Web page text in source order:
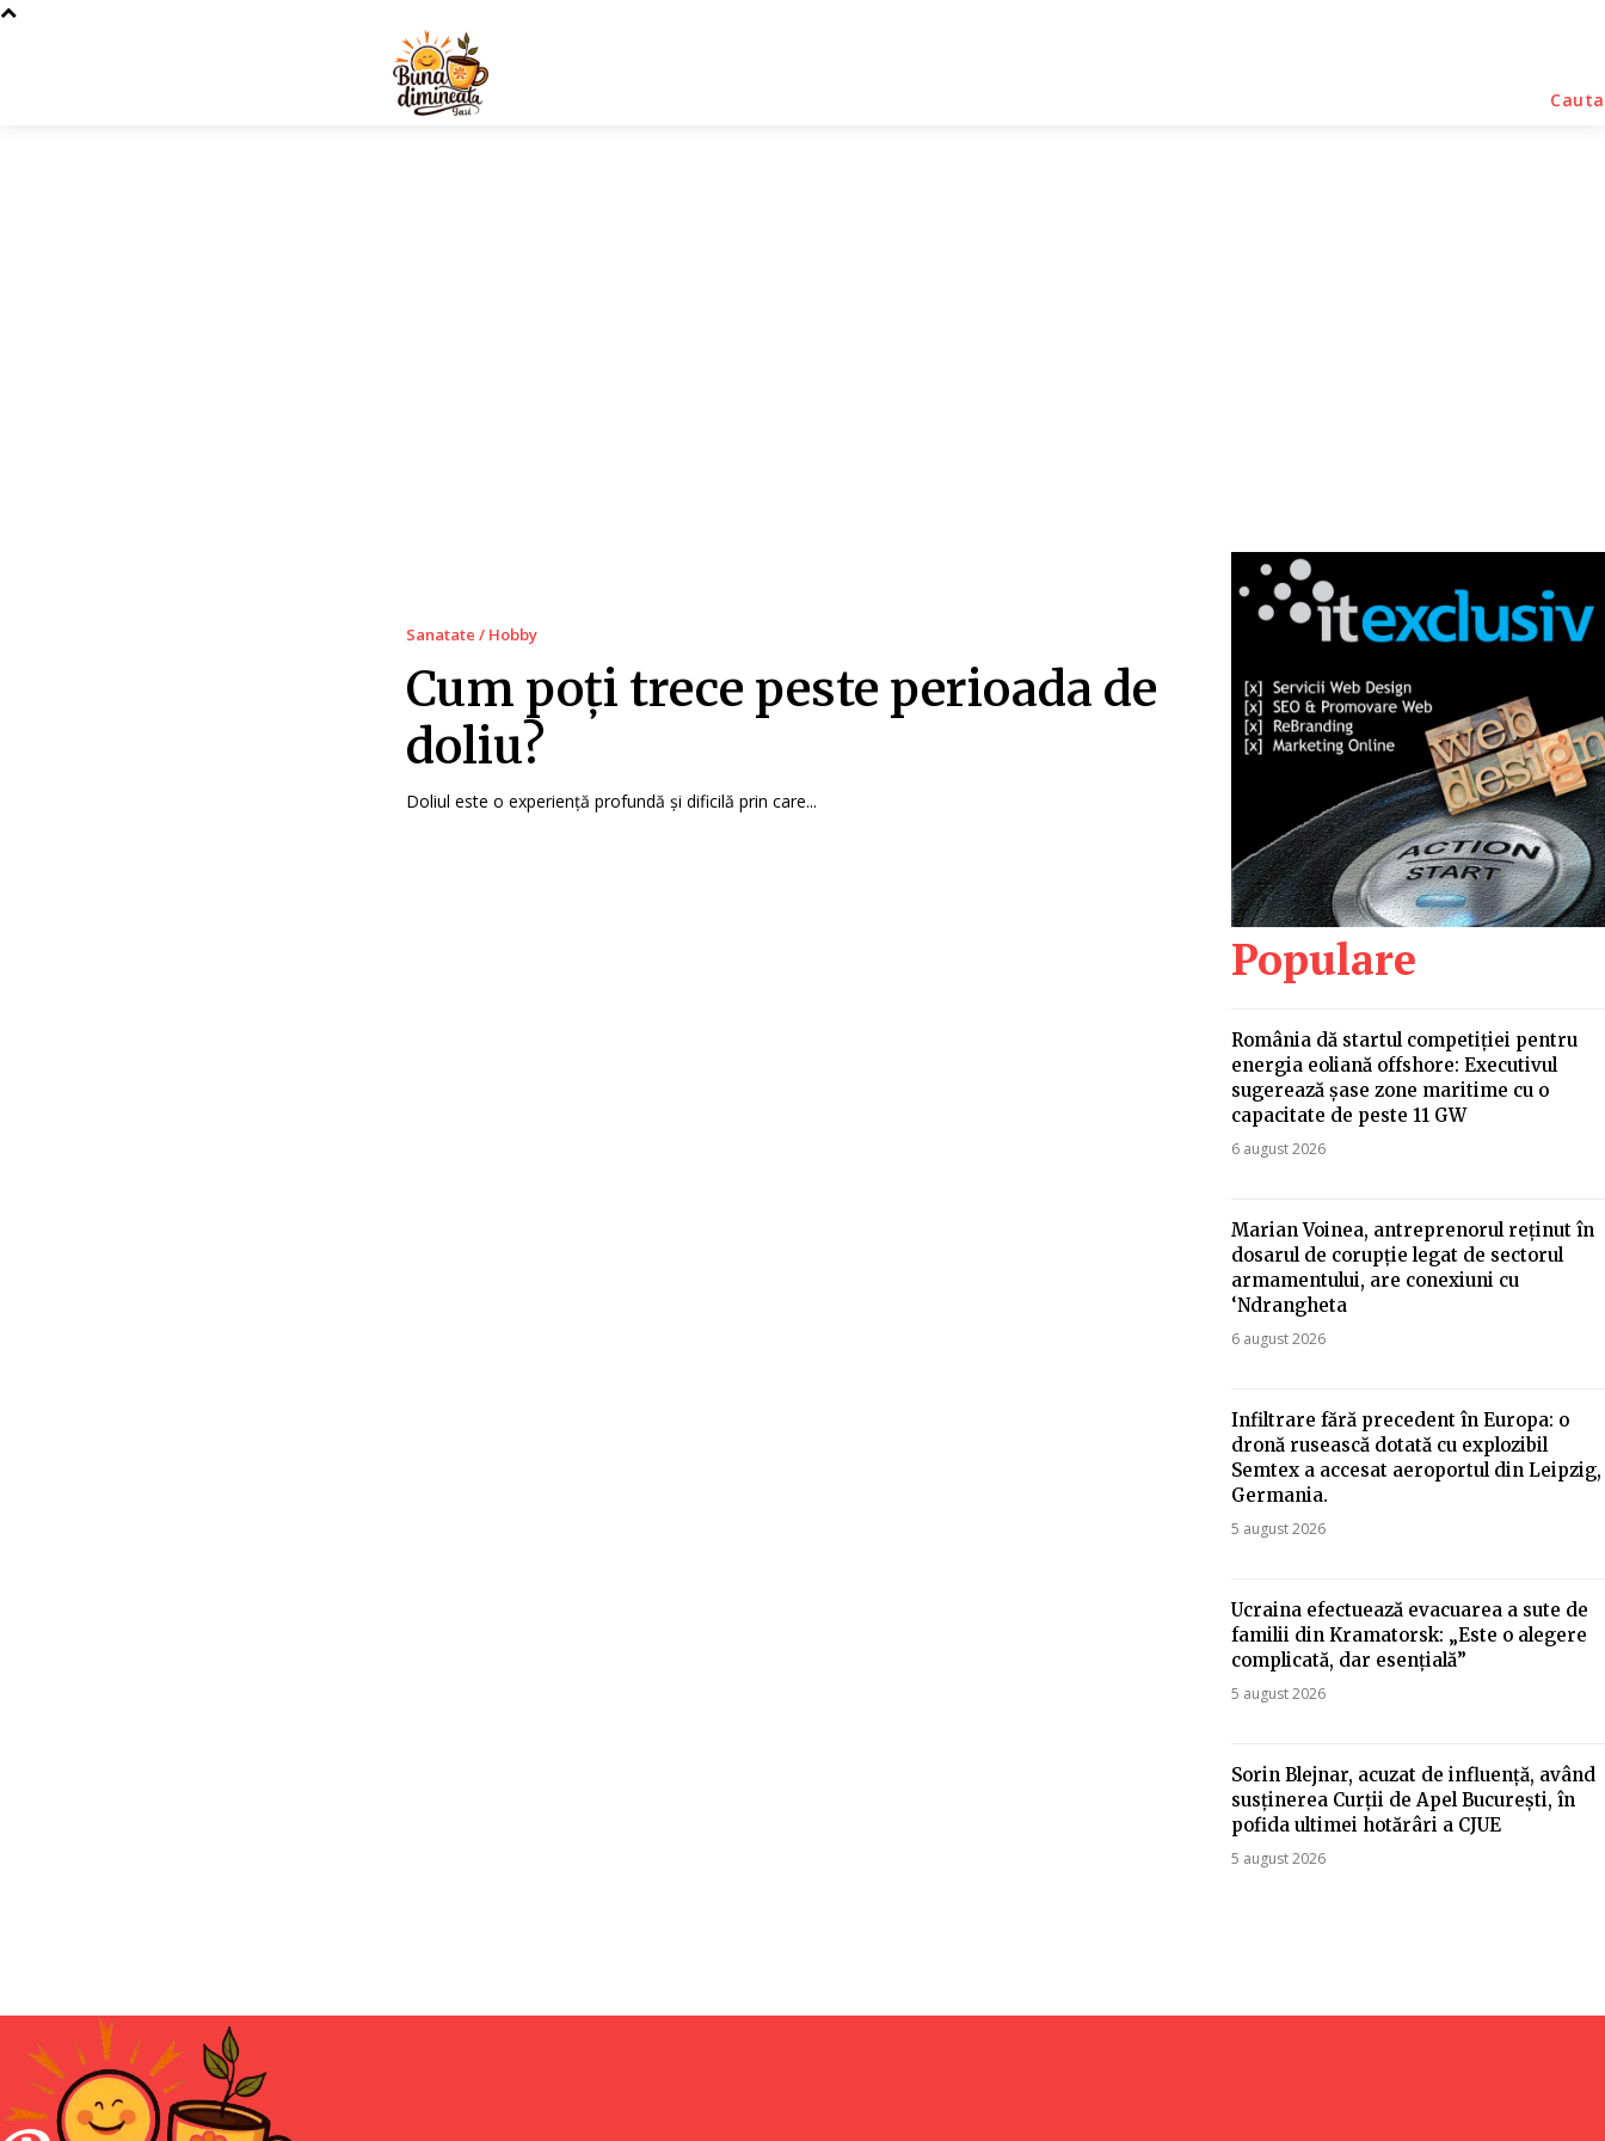
Cauta
Sanatate / Hobby
Cum poți trece peste perioada de
doliu?
Doliul este o experiență profundă și dificilă prin care...
Populare
România dă startul competiției pentru
energia eoliană offshore: Executivul
sugerează șase zone maritime cu o
capacitate de peste 11 GW
6 august 2026
Marian Voinea, antreprenorul reținut în
dosarul de corupție legat de sectorul
armamentului, are conexiuni cu
‘Ndrangheta
6 august 2026
Infiltrare fără precedent în Europa: o
dronă rusească dotată cu explozibil
Semtex a accesat aeroportul din Leipzig,
Germania.
5 august 2026
Ucraina efectuează evacuarea a sute de
familii din Kramatorsk: „Este o alegere
complicată, dar esențială”
5 august 2026
Sorin Blejnar, acuzat de influență, având
susținerea Curții de Apel București, în
pofida ultimei hotărâri a CJUE
5 august 2026